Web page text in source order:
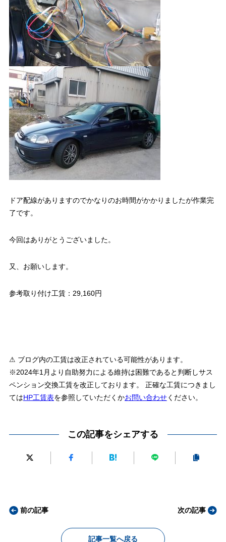
ドア配線がありますのでかなりのお時間がかかりましたが作業完
了です。
今回はありがとうございました。
又、お願いします。
参考取り付け工賃：29,160円
⚠ ブログ内の工賃は改正されている可能性があります。
※2024年1月より自助努力による維持は困難であると判断しサス
ペンション交換工賃を改正しております。 正確な工賃につきまし
てはHP工賃表を参照していただくかお問い合わせください。
この記事をシェアする
前の記事
記事一覧へ戻る
次の記事